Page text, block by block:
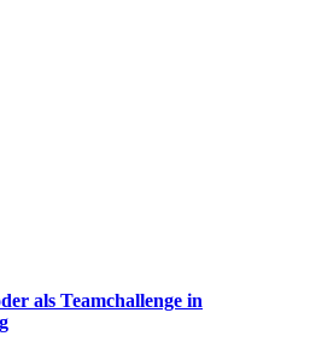
als Teamchallenge in